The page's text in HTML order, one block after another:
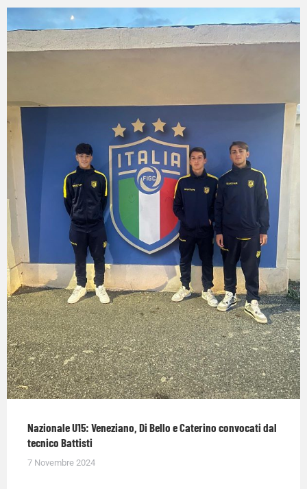
Nazionale U15: Veneziano, Di Bello e Caterino convocati dal
tecnico Battisti
7 Novembre 2024